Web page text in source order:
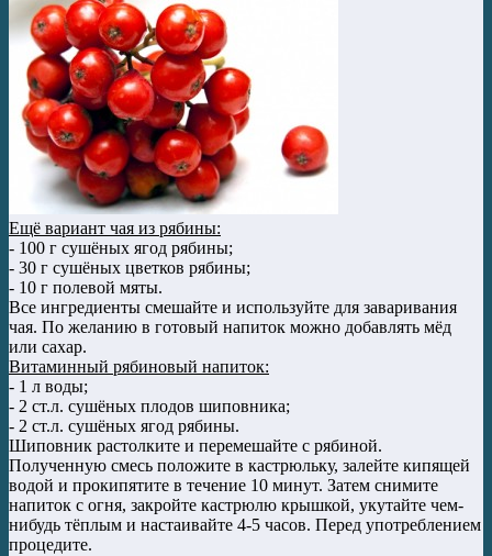
Ещё вариант чая из рябины:
- 100 г сушёных ягод рябины;
- 30 г сушёных цветков рябины;
- 10 г полевой мяты.
Все ингредиенты смешайте и используйте для заваривания
чая. По желанию в готовый напиток можно добавлять мёд
или сахар.
Витаминный рябиновый напиток:
- 1 л воды;
- 2 ст.л. сушёных плодов шиповника;
- 2 ст.л. сушёных ягод рябины.
Шиповник растолките и перемешайте с рябиной.
Полученную смесь положите в кастрюльку, залейте кипящей
водой и прокипятите в течение 10 минут. Затем снимите
напиток с огня, закройте кастрюлю крышкой, укутайте чем-
нибудь тёплым и настаивайте 4-5 часов. Перед употреблением
процедите.